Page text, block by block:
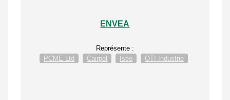
ENVEA
Représente :
PCME Ltd
Cairpol Iséo OTI Industrie